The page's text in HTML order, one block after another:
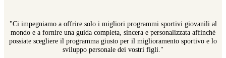
"Ci impegniamo a offrire solo i migliori programmi sportivi giovanili al
mondo e a fornire una guida completa, sincera e personalizzata affinché
possiate scegliere il programma giusto per il miglioramento sportivo e lo
sviluppo personale dei vostri figli."